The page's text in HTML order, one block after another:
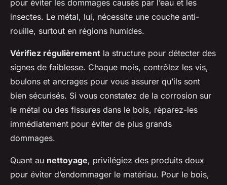
pour éviter les dommages causés par l’eau et les
insectes. Le métal, lui, nécessite une couche anti-
rouille, surtout en régions humides.
Vérifiez régulièrement la structure pour détecter des
signes de faiblesse. Chaque mois, contrôlez les vis,
boulons et ancrages pour vous assurer qu’ils sont
bien sécurisés. Si vous constatez de la corrosion sur
le métal ou des fissures dans le bois, réparez-les
immédiatement pour éviter de plus grands
dommages.
Quant au nettoyage, privilégiez des produits doux
pour éviter d’endommager le matériau. Pour le bois,